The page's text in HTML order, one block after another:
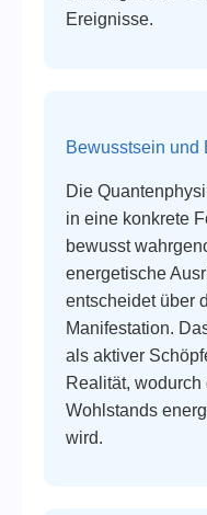
Ereignisse.
Bewusstsein und
Die
in eine konkrete
bewusst
energetische
entscheidet über
Manifestation.
als aktiver
Realität,
Wohlstands
wird.